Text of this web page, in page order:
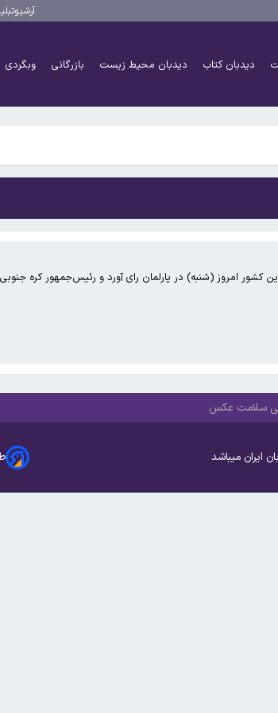
آرشیو
دیدبان کتاب دیدبان محیط زیست بازرگانی وبگردی
امروز (شنبه) در پارلمان رای آورد و رئیس‌جمهور کره
سلامت عکس
ایران میباشد